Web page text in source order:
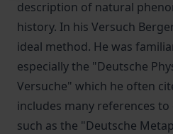
description of natural
history. In his Versuch
ideal method. He was
especially the "Deutsche
Versuche" which he often
includes many references
such as the "Deutsche